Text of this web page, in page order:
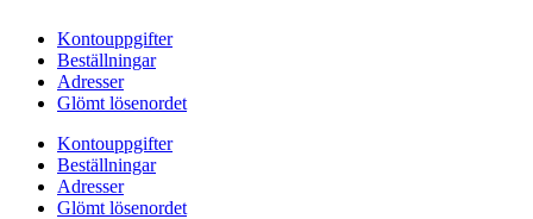
Kontouppgifter
Beställningar
Adresser
Glömt lösenordet
Kontouppgifter
Beställningar
Adresser
Glömt lösenordet